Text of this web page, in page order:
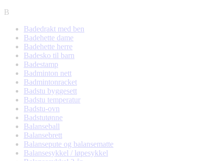
B
Badedrakt med ben
Badehette dame
Badehette herre
Badesko til barn
Badestamp
Badminton nett
Badmintonracket
Badstu byggesett
Badstu temperatur
Badstu-ovn
Badstutønne
Balanseball
Balansebrett
Balansepute og balansematte
Balansesykkel / løpesykkel